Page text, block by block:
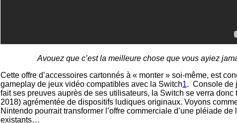
Avouez que c’est la meilleure chose que vous ayiez
Cette offre d’accessoires cartonnés à « monter » soi-même, est
gameplay de jeux vidéo compatibles avec la Switch1. Console de
fait ses preuves auprès de ses utilisateurs, la Switch se verra donc
2018) agrémentée de dispositifs ludiques originaux. Voyons
Nintendo pourrait transformer l’offre commerciale d’une pléiade de
existants…